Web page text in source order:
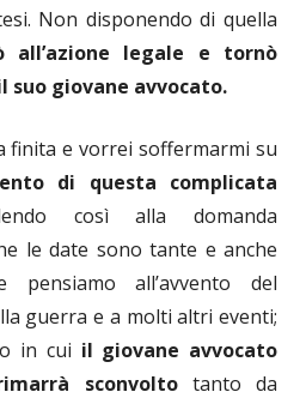
Non disponendo di quella
all’azione legale e tornò
suo giovane avvocato.
finita e vorrei soffermarmi su
di questa complicata
così alla domanda
le date sono tante e anche
all’avvento del
guerra e a molti altri eventi;
in cui il giovane avvocato
sconvoltotanto da